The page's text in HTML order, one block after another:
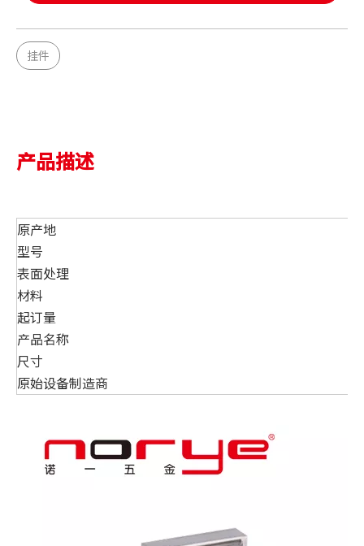
挂件
产品描述
原产地
型号
表面处理
材料
起订量
产品名称
尺寸
原始设备制造商